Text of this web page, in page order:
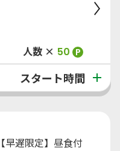
人数 × 50 P
スタート時間
早遅限定】昼食付